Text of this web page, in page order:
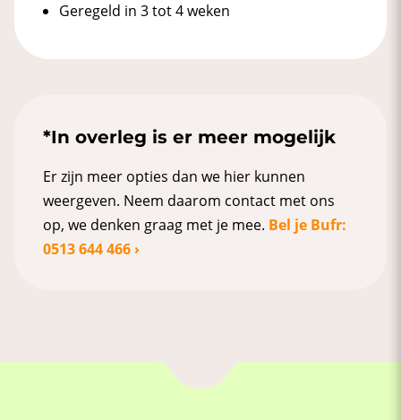
Geregeld in 3 tot 4 weken
*In overleg is er meer mogelijk
Er zijn meer opties dan we hier kunnen
weergeven. Neem daarom contact met ons
op, we denken graag met je mee. Bel je Bufr:
0513 644 466 ›